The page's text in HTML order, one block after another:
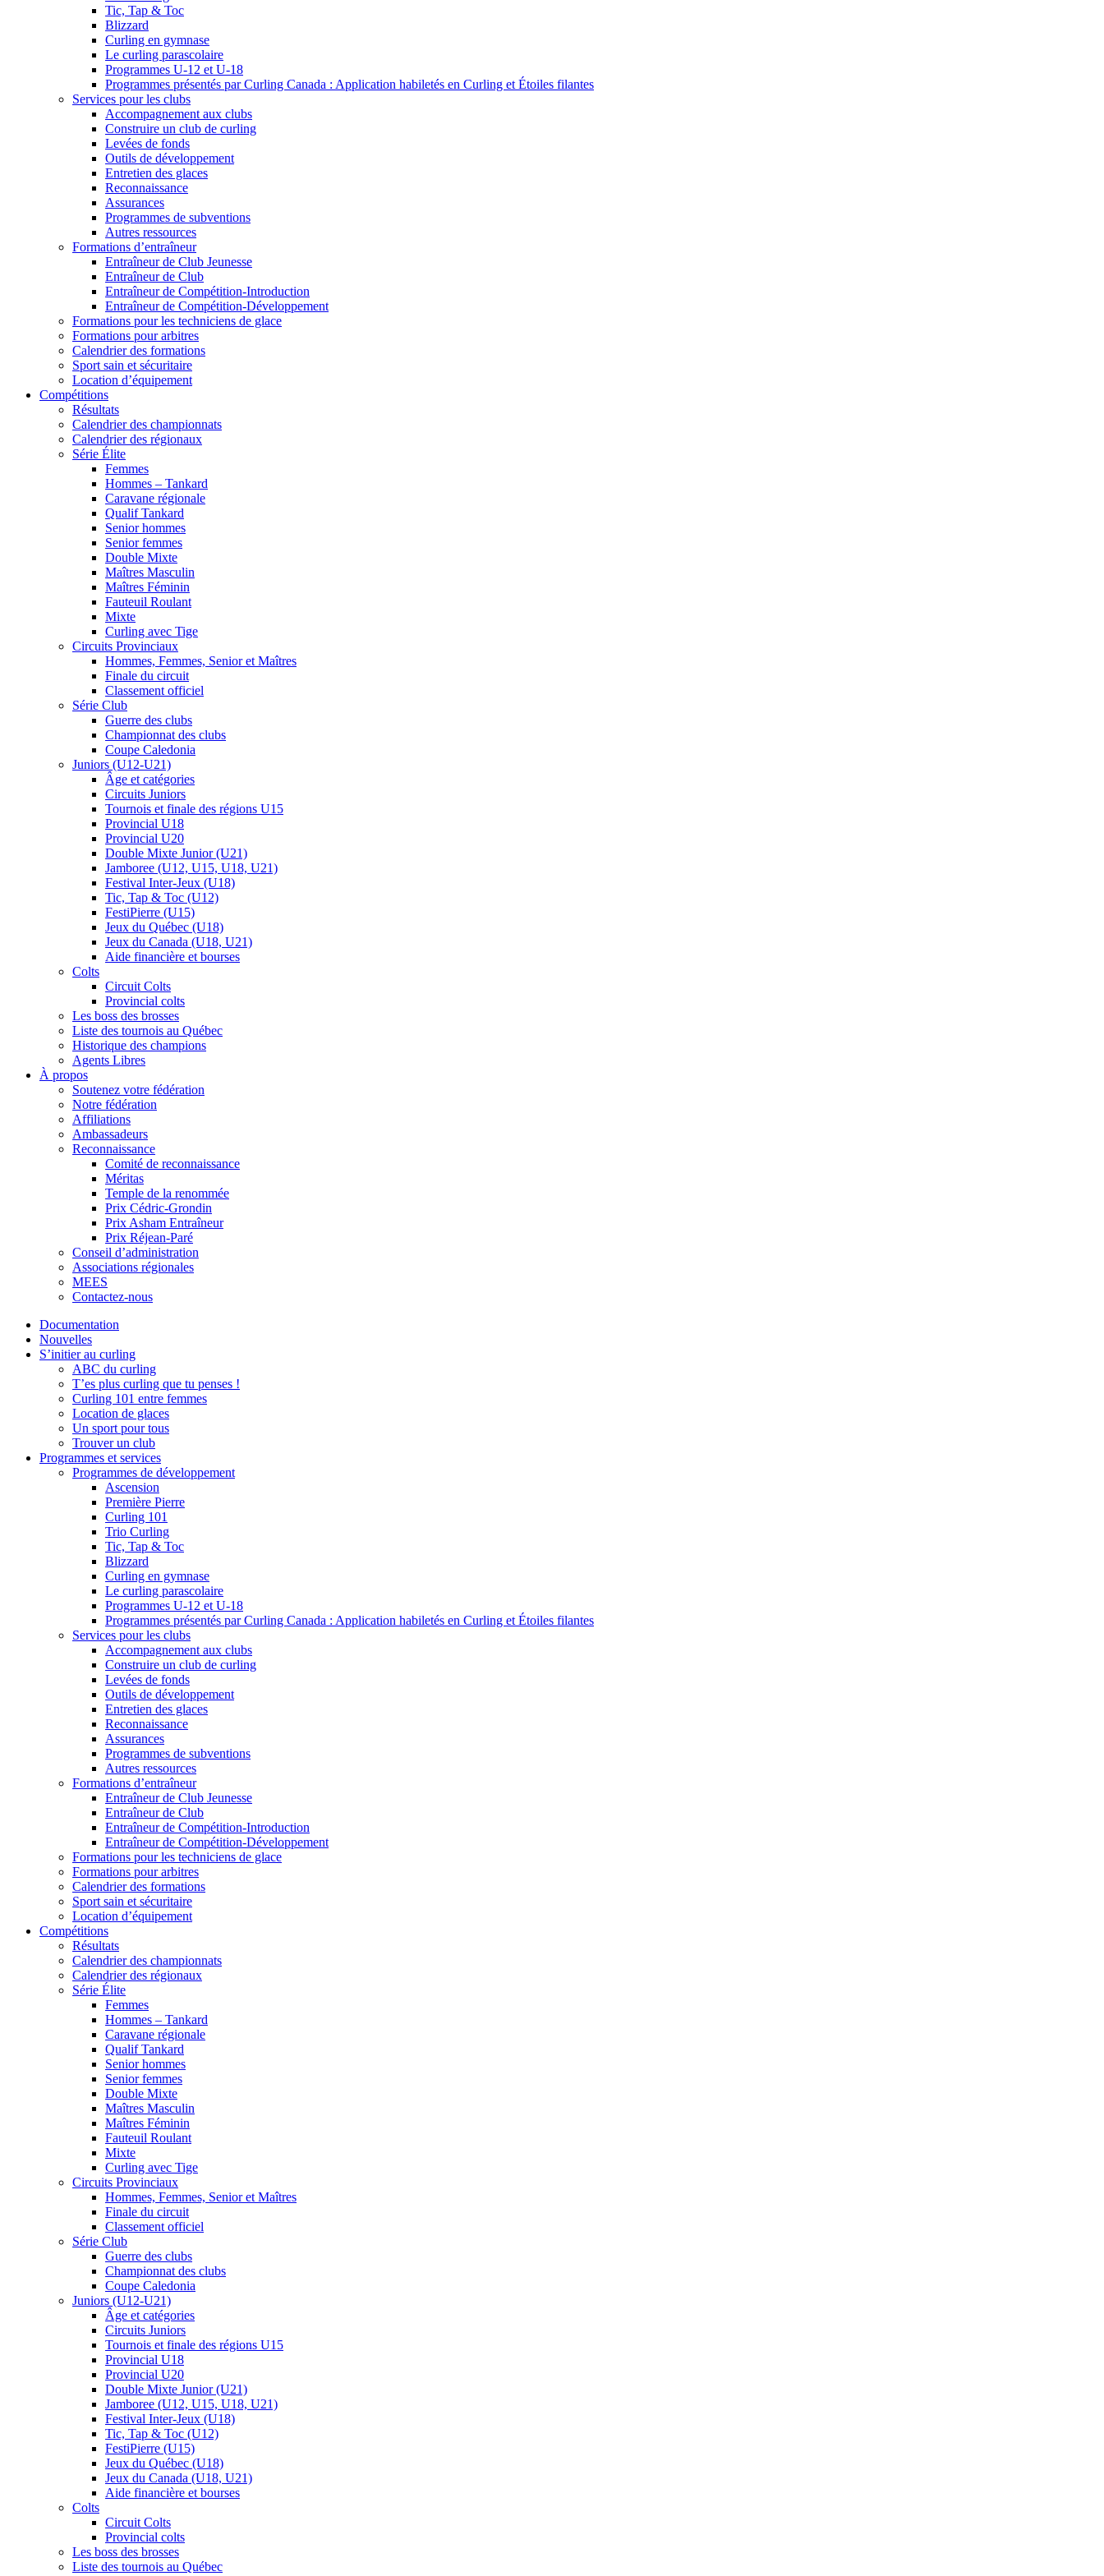
Tic, Tap & Toc
Blizzard
Curling en gymnase
Le curling parascolaire
Programmes U-12 et U-18
Programmes présentés par Curling Canada : Application habiletés en Curling et Étoiles filantes
Services pour les clubs
Accompagnement aux clubs
Construire un club de curling
Levées de fonds
Outils de développement
Entretien des glaces
Reconnaissance
Assurances
Programmes de subventions
Autres ressources
Formations d’entraîneur
Entraîneur de Club Jeunesse
Entraîneur de Club
Entraîneur de Compétition-Introduction
Entraîneur de Compétition-Développement
Formations pour les techniciens de glace
Formations pour arbitres
Calendrier des formations
Sport sain et sécuritaire
Location d’équipement
Compétitions
Résultats
Calendrier des championnats
Calendrier des régionaux
Série Élite
Femmes
Hommes – Tankard
Caravane régionale
Qualif Tankard
Senior hommes
Senior femmes
Double Mixte
Maîtres Masculin
Maîtres Féminin
Fauteuil Roulant
Mixte
Curling avec Tige
Circuits Provinciaux
Hommes, Femmes, Senior et Maîtres
Finale du circuit
Classement officiel
Série Club
Guerre des clubs
Championnat des clubs
Coupe Caledonia
Juniors (U12-U21)
Âge et catégories
Circuits Juniors
Tournois et finale des régions U15
Provincial U18
Provincial U20
Double Mixte Junior (U21)
Jamboree (U12, U15, U18, U21)
Festival Inter-Jeux (U18)
Tic, Tap & Toc (U12)
FestiPierre (U15)
Jeux du Québec (U18)
Jeux du Canada (U18, U21)
Aide financière et bourses
Colts
Circuit Colts
Provincial colts
Les boss des brosses
Liste des tournois au Québec
Historique des champions
Agents Libres
À propos
Soutenez votre fédération
Notre fédération
Affiliations
Ambassadeurs
Reconnaissance
Comité de reconnaissance
Méritas
Temple de la renommée
Prix Cédric-Grondin
Prix Asham Entraîneur
Prix Réjean-Paré
Conseil d’administration
Associations régionales
MEES
Contactez-nous
Documentation
Nouvelles
S’initier au curling
ABC du curling
T’es plus curling que tu penses !
Curling 101 entre femmes
Location de glaces
Un sport pour tous
Trouver un club
Programmes et services
Programmes de développement
Ascension
Première Pierre
Curling 101
Trio Curling
Tic, Tap & Toc
Blizzard
Curling en gymnase
Le curling parascolaire
Programmes U-12 et U-18
Programmes présentés par Curling Canada : Application habiletés en Curling et Étoiles filantes
Services pour les clubs
Accompagnement aux clubs
Construire un club de curling
Levées de fonds
Outils de développement
Entretien des glaces
Reconnaissance
Assurances
Programmes de subventions
Autres ressources
Formations d’entraîneur
Entraîneur de Club Jeunesse
Entraîneur de Club
Entraîneur de Compétition-Introduction
Entraîneur de Compétition-Développement
Formations pour les techniciens de glace
Formations pour arbitres
Calendrier des formations
Sport sain et sécuritaire
Location d’équipement
Compétitions
Résultats
Calendrier des championnats
Calendrier des régionaux
Série Élite
Femmes
Hommes – Tankard
Caravane régionale
Qualif Tankard
Senior hommes
Senior femmes
Double Mixte
Maîtres Masculin
Maîtres Féminin
Fauteuil Roulant
Mixte
Curling avec Tige
Circuits Provinciaux
Hommes, Femmes, Senior et Maîtres
Finale du circuit
Classement officiel
Série Club
Guerre des clubs
Championnat des clubs
Coupe Caledonia
Juniors (U12-U21)
Âge et catégories
Circuits Juniors
Tournois et finale des régions U15
Provincial U18
Provincial U20
Double Mixte Junior (U21)
Jamboree (U12, U15, U18, U21)
Festival Inter-Jeux (U18)
Tic, Tap & Toc (U12)
FestiPierre (U15)
Jeux du Québec (U18)
Jeux du Canada (U18, U21)
Aide financière et bourses
Colts
Circuit Colts
Provincial colts
Les boss des brosses
Liste des tournois au Québec